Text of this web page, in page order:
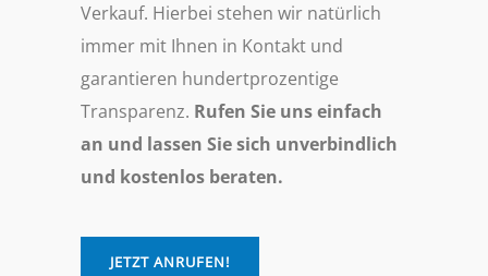
Verkauf. Hierbei stehen wir natürlich
immer mit Ihnen in Kontakt und
garantieren hundertprozentige
Transparenz. Rufen Sie uns einfach
an und lassen Sie sich unverbindlich
und kostenlos beraten.
JETZT ANRUFEN!